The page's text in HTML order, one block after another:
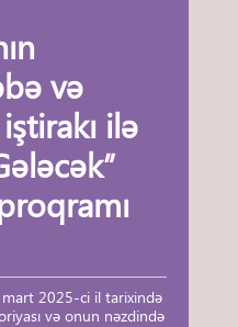
və
ilə
2025-ci il tarixində
və onun nəzdində